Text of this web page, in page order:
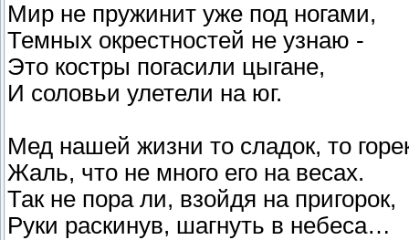
Мир не пружинит уже под ногами,
Темных окрестностей не узнаю -
Это костры погасили цыгане,
И соловьи улетели на юг.
Мед нашей жизни то сладок, то
Жаль, что не много его на весах.
Так не пора ли, взойдя на пригорок,
Руки раскинув, шагнуть в небеса…